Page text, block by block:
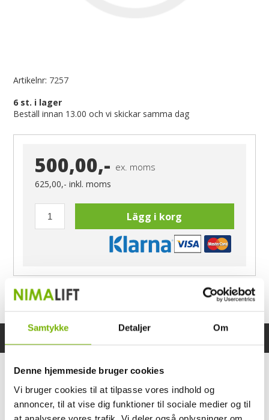
Samtykke Detaljer Om
Denne hjemmeside bruger cookies
Vi bruger cookies til at tilpasse vores indhold og
annoncer, til at vise dig funktioner til sociale medier og til
at analysere vores trafik. Vi deler også oplysninger om
Artikelnr: 7257
6 st. i lager
Beställ innan 13.00 och vi skickar samma dag
500,00,- ex. moms
625,00,-inkl. moms
Lägg i korg
Specifikationer